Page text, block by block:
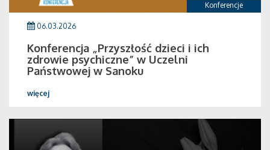
Konferencje
06.03.2026
Konferencja „Przyszłość dzieci i ich
zdrowie psychiczne” w Uczelni
Państwowej w Sanoku
więcej